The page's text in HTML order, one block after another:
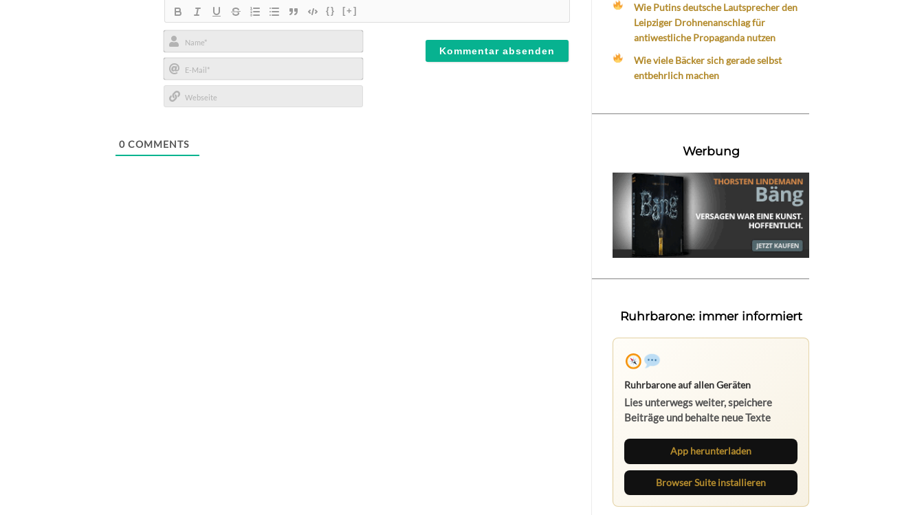
{} [+]
Name*
E-
Mail*
0 COMMENTS
Wie Putins deutsche Lautsprecher den
Leipziger Drohnenanschlag für
antiwestliche Propaganda nutzen
Wie viele Bäcker sich gerade selbst
entbehrlich machen
Werbung
Ruhrbarone: immer informiert
Ruhrbarone auf allen Geräten
Lies unterwegs weiter, speichere
Beiträge und behalte neue Texte
App herunterladen
Browser Suite installieren